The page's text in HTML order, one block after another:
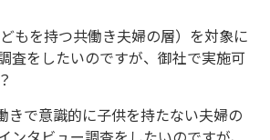
もを持つ共働き夫婦の層）を対象に
査をしたいのですが、御社で実施可
きで意識的に子供を持たない夫婦の